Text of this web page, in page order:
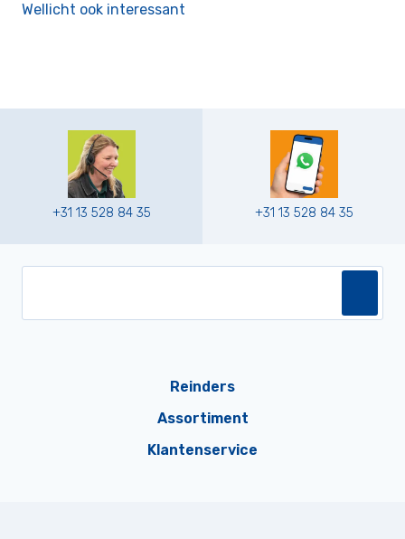
Wellicht ook interessant
+31 13 528 84 35 +31 13 528 84 35
Reinders
Assortiment
Klantenservice